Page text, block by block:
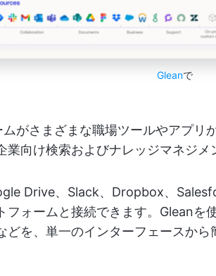
Gleanで
がさまざまな職場ツールやアプリ
業向け検索およびナレッジマネジメ
Drive、Slack、Dropbox、
フォームと接続できます。Gleanを
どを、単一のインターフェースか